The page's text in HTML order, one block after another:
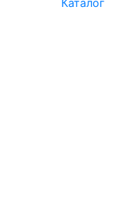
Каталог